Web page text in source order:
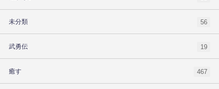
未分類 56
武勇伝 19
癒す 467